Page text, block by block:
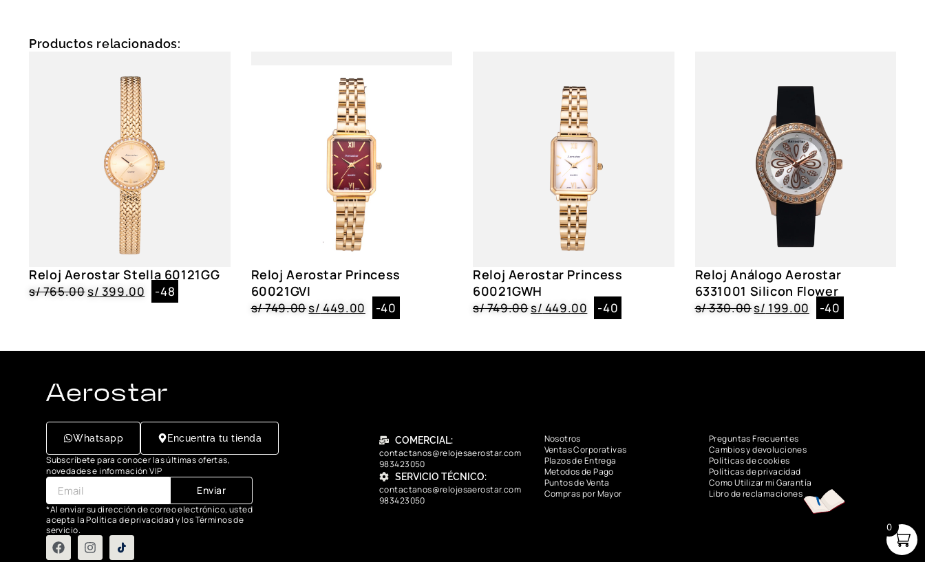
0
Productos relacionados:
Reloj Aerostar Stella 60121GG
s/765.00s/ 399.00 -48
Reloj Aerostar Princess
60021GVI
s/749.00s/ 449.00 -40
Reloj Aerostar Princess
60021GWH
s/749.00s/ 449.00 -40
Reloj Análogo Aerostar
6331001 Silicon Flower
s/330.00s/ 199.00 -40
Whatsapp Encuentra tu tienda
Subscríbete para conocer las últimas ofertas,
novedades e información VIP
Enviar
*Al enviar su dirección de correo electrónico, usted
acepta la Política de privacidad y los Términos de
servicio.
COMERCIAL:
contactanos@relojesaerostar.com
983423050
SERVICIO TÉCNICO:
contactanos@relojesaerostar.com
983423050
Nosotros
Ventas Corporativas
Plazos de Entrega
Metodos de Pago
Puntos de Venta
Compras por Mayor
Preguntas Frecuentes
Cambios y devoluciones
Políticas de cookies
Políticas de privacidad
Como Utilizar mi Garantía
Libro de reclamaciones